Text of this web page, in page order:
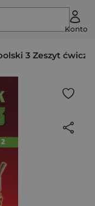
Konto
3 Zeszyt